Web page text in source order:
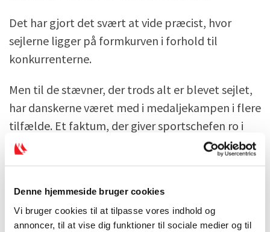
Denne hjemmeside bruger cookies
Vi bruger cookies til at tilpasse vores indhold og
annoncer, til at vise dig funktioner til sociale medier og til
Det har gjort det svært at vide præcist, hvor
sejlerne ligger på formkurven i forhold til
konkurrenterne.
Men til de stævner, der trods alt er blevet sejlet,
har danskerne været med i medaljekampen i flere
tilfælde. Et faktum, der giver sportschefen ro i
maven.
toppen, er, at man kan gå ud og vinde sejladser.
Det kan de faktisk alle sammen, og derfor tegner
det rigtig godt, siger han.